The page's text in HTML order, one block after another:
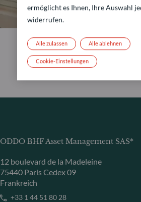
ODDO BHF Asset Management SAS*
12 boulevard de la Madeleine
75440 Paris Cedex 09
Frankreich
+33 1 44 51 80 28
ermöglicht es Ihnen, Ihre Auswahl
widerrufen.
Alle ablehnen
Alle zulassen
Cookie-Einstellungen